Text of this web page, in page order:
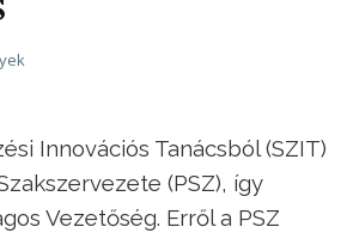
Innovációs Tanácsból (SZIT)
(PSZ), így
Vezetőség. Erről a PSZ